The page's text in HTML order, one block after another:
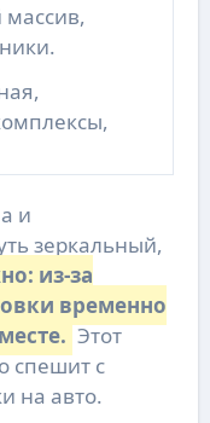
и
зеркальный,
из-за
временно
Этот
спешит с
на авто.